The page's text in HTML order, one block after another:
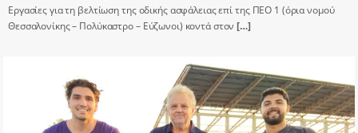
Εργασίες για τη βελτίωση της οδικής ασφάλειας επί της ΠΕΟ 1 (όρια νομού
Θεσσαλονίκης – Πολύκαστρο – Εύζωνοι) κοντά στον […]